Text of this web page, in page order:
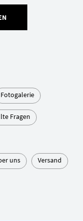
Fotogalerie
Fragen
uns Versand